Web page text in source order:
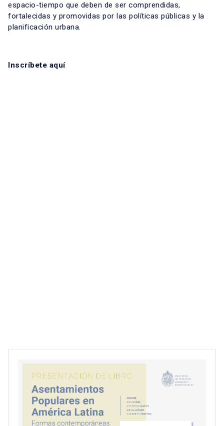
espacio-tiempo que deben de ser comprendidas,
fortalecidas y promovidas por las políticas públicas y la
planificación urbana.
Inscríbete aquí